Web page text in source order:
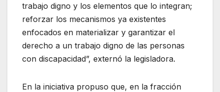
trabajo digno y los elementos que lo integran;
reforzar los mecanismos ya existentes
enfocados en materializar y garantizar el
derecho a un trabajo digno de las personas
con discapacidad”, externó la legisladora.
En la iniciativa propuso que, en la fracción